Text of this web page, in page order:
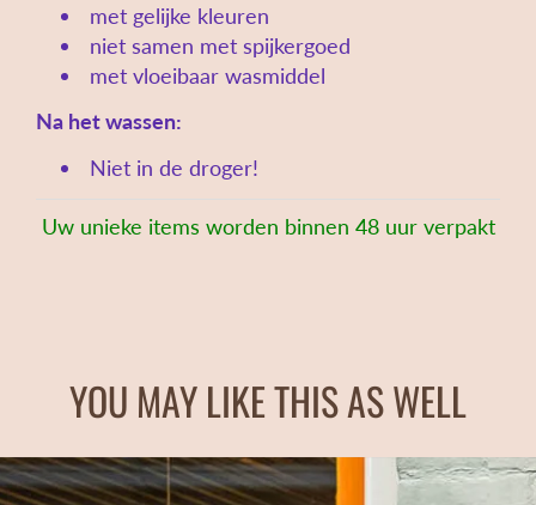
met gelijke kleuren
niet samen met spijkergoed
met vloeibaar wasmiddel
Na het wassen:
Niet in de droger!
Uw unieke items worden binnen 48 uur verpakt
YOU MAY LIKE THIS AS WELL